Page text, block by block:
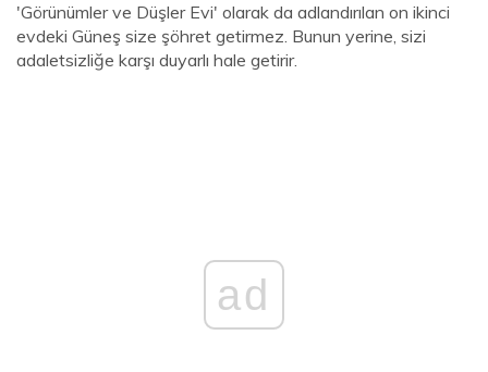
'Görünümler ve Düşler Evi' olarak da adlandırılan on ikinci
evdeki Güneş size şöhret getirmez. Bunun yerine, sizi
adaletsizliğe karşı duyarlı hale getirir.
ad